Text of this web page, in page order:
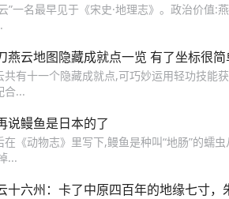
”一名最早见于《宋史·地理志》。政治价值
燕云地图隐藏成就点一览 有了坐标很简
共有十一个隐藏成就点,可巧妙运用轻功技能
合...
说鳗鱼是日本的了
在《动物志》里写下,鳗鱼是种叫“地肠”的蠕
...
十六州：卡了中原四百年的地缘七寸，